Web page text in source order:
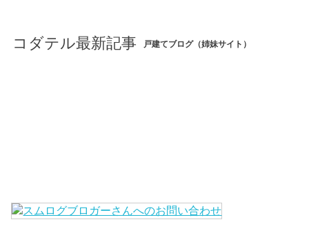
コダテル最新記事 戸建てブログ（姉妹サイト）